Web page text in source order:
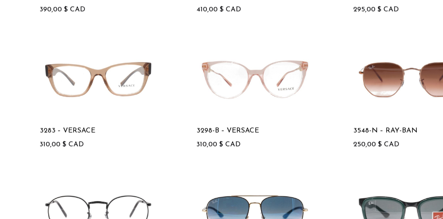
390,00 $ CAD
410,00 $ CAD
295,00 $ CAD
3283 – VERSACE
310,00 $ CAD
3298-B – VERSACE
310,00 $ CAD
3548-N – RAY-BAN
250,00 $ CAD